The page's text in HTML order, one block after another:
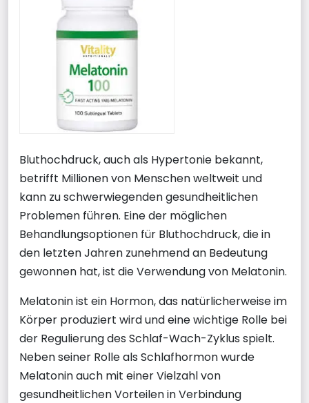
Bluthochdruck, auch als Hypertonie bekannt,
betrifft Millionen von Menschen weltweit und
kann zu schwerwiegenden gesundheitlichen
Problemen führen. Eine der möglichen
Behandlungsoptionen für Bluthochdruck, die in
den letzten Jahren zunehmend an Bedeutung
gewonnen hat, ist die Verwendung von Melatonin.
Melatonin ist ein Hormon, das natürlicherweise im
Körper produziert wird und eine wichtige Rolle bei
der Regulierung des Schlaf-Wach-Zyklus spielt.
Neben seiner Rolle als Schlafhormon wurde
Melatonin auch mit einer Vielzahl von
gesundheitlichen Vorteilen in Verbindung